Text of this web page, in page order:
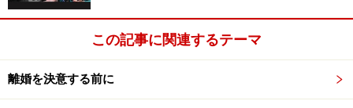
あるとき、歯科医とホテルから出てくるところを知り合
いに目撃され、浮気が発覚。さんざん話し合いをした
後、A子さんは夫から「そんな女だとは思わなかった。
この記事に関連するテーマ
離婚を決意する前に